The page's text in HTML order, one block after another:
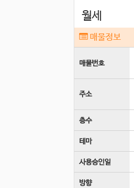
월세
매물정보
매물번호
주소
층수
테마
사용승인일
방향